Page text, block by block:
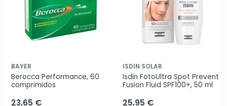
BAYER
Berocca Performance, 60
comprimidos
23,65 €
ISDIN SOLAR
Isdin FotoUltra Spot Prevent
Fusion Fluid SPF100+, 50 ml
25,95 €